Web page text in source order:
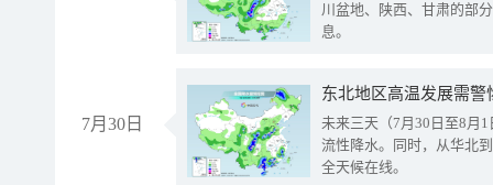
川盆地、陕西、甘肃的部
息。
7月30日
东北地区高温发展需
未来三天（7月30日至8月
流性降水。同时，从华北
全天候在线。